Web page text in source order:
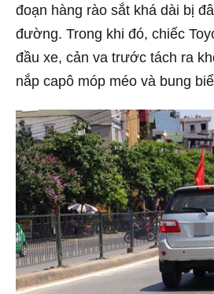
đoạn hàng rào sắt khá dài bị
đường. Trong khi đó, chiếc
đầu xe, cản va trước tách ra
nắp capô móp méo và bung